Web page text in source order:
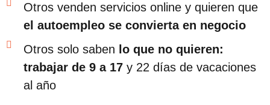
Otros venden servicios online y quieren que
el autoempleo se convierta en negocio
Otros solo saben lo que no quieren:
trabajar de 9 a 17 y 22 días de vacaciones
al año